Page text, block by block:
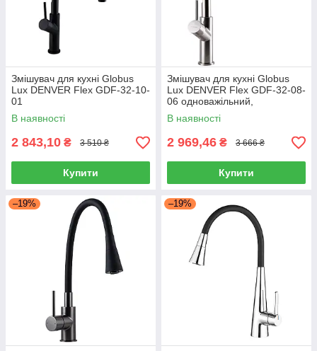
Змішувач для кухні Globus
Lux DENVER Flex GDF-32-10-
01
В наявності
2 843,10 ₴ 3 510 ₴
Купити
Змішувач для кухні Globus
Lux DENVER Flex GDF-32-08-
06 одноважільний,
рефлекторний, силіконовий
В наявності
2 969,46 ₴ 3 666 ₴
Купити
–19% –19%